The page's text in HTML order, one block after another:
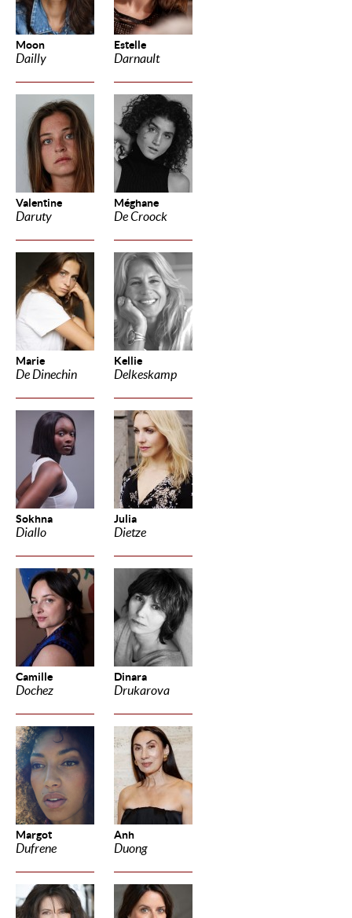
Moon
Dailly
Estelle
Darnault
Valentine
Daruty
Méghane
De Croock
Marie
De Dinechin
Kellie
Delkeskamp
Sokhna
Diallo
Julia
Dietze
Camille
Dochez
Dinara
Drukarova
Margot
Dufrene
Anh
Duong